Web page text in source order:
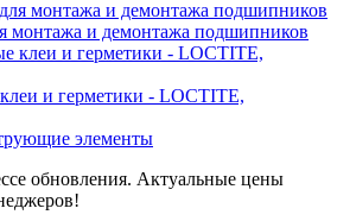
монтажа и демонтажа подшипников
и герметики - LOCTITE,
элементы
обновления. Актуальные цены